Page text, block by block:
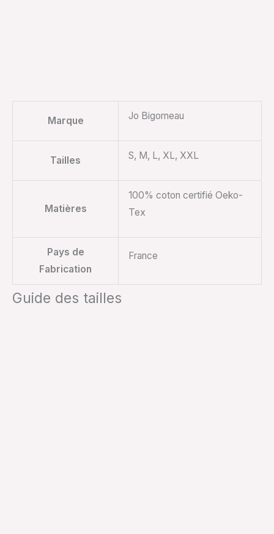
Marque Jo Bigorneau
Tailles S, M, L, XL, XXL
Matières
100% coton certifié Oeko-
Tex
Pays de
Fabrication
France
Guide des tailles